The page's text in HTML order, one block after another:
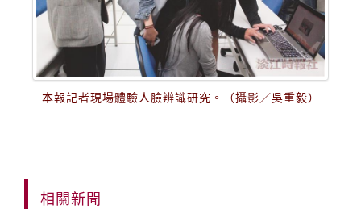
本報記者現場體驗人臉辨識研究。（攝影／吳重毅）
相關新聞